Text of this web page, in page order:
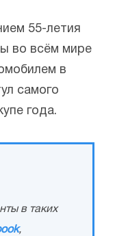
55-летия
во всём мире
в
самого
года.
в таких
,